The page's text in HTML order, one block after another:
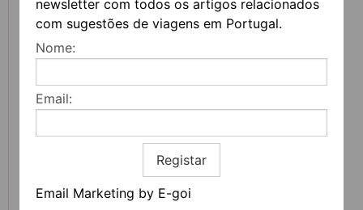
newsletter com todos os artigos relacionados
com sugestões de viagens em Portugal.
Nome:
Email:
Registar
Email Marketing by E-goi
FEIRA DO LIVRO DO PORTO REGRESSA COM
MAIS DE 200 ATIVIDADES DEDICADAS À
LITERATURA, MÚSICA E PENSAMENTO